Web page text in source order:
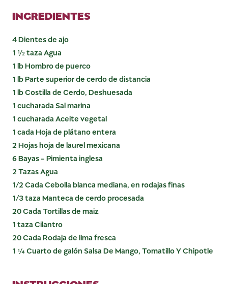
INGREDIENTES
4 Dientes de ajo
1 ½ taza Agua
1 lb Hombro de puerco
1 lb Parte superior de cerdo de distancia
1 lb Costilla de Cerdo, Deshuesada
1 cucharada Sal marina
1 cucharada Aceite vegetal
1 cada Hoja de plátano entera
2 Hojas hoja de laurel mexicana
6 Bayas - Pimienta inglesa
2 Tazas Agua
1/2 Cada Cebolla blanca mediana, en rodajas finas
1/3 taza Manteca de cerdo procesada
20 Cada Tortillas de maiz
1 taza Cilantro
20 Cada Rodaja de lima fresca
1 ¼ Cuarto de galón Salsa De Mango, Tomatillo Y Chipotle